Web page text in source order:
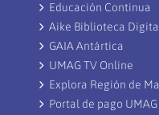
Educación Continua
Aike Biblioteca
GAIA Antártica
UMAG TV Online
Explora Región de
Portal de pago UMAG